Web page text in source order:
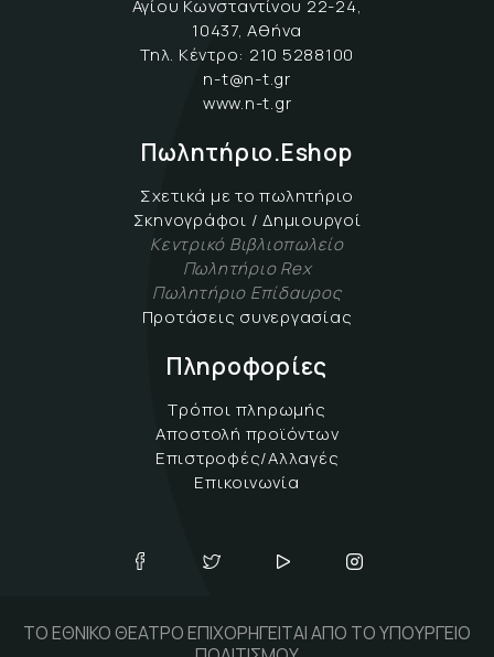
Αγίου Κωνσταντίνου 22-24,
10437, Αθήνα
Τηλ. Κέντρο: 210 5288100
n-t@n-t.gr
www.n-t.gr
Πωλητήριο.Eshop
Σχετικά με το πωλητήριο
Σκηνογράφοι / Δημιουργοί
Κεντρικό Βιβλιοπωλείο
Πωλητήριο Rex
Πωλητήριο Επίδαυρος
Προτάσεις συνεργασίας
Πληροφορίες
Τρόποι πληρωμής
Αποστολή προϊόντων
Επιστροφές/Αλλαγές
Επικοινωνία
ΤΟ ΕΘΝΙΚΟ ΘΕΑΤΡΟ ΕΠΙΧΟΡΗΓΕΙΤΑΙ ΑΠΟ ΤΟ ΥΠΟΥΡΓΕΙΟ